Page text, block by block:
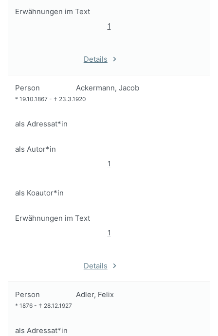
Erwähnungen im Text
1
Details
Person Ackermann, Jacob
* 19.10.1867 - † 23.3.1920
als Adressat*in
als Autor*in
1
als Koautor*in
Erwähnungen im Text
1
Details
Person Adler, Felix
* 1876 - † 28.12.1927
als Adressat*in